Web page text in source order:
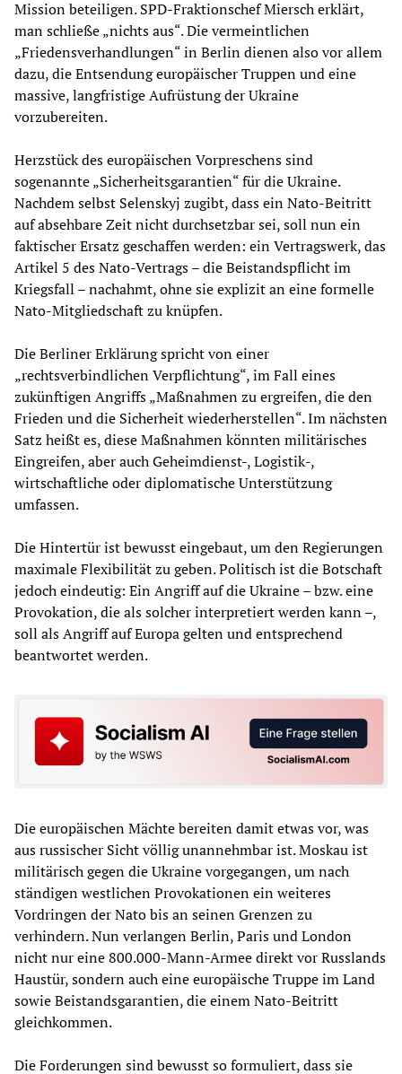
Mission beteiligen. SPD-Fraktionschef Miersch erklärt,
man schließe „nichts aus“. Die vermeintlichen
„Friedensverhandlungen“ in Berlin dienen also vor allem
dazu, die Entsendung europäischer Truppen und eine
massive, langfristige Aufrüstung der Ukraine
vorzubereiten.
Herzstück des europäischen Vorpreschens sind
sogenannte „Sicherheitsgarantien“ für die Ukraine.
Nachdem selbst Selenskyj zugibt, dass ein Nato-Beitritt
auf absehbare Zeit nicht durchsetzbar sei, soll nun ein
faktischer Ersatz geschaffen werden: ein Vertragswerk, das
Artikel 5 des Nato-Vertrags – die Beistandspflicht im
Kriegsfall – nachahmt, ohne sie explizit an eine formelle
Nato-Mitgliedschaft zu knüpfen.
Die Berliner Erklärung spricht von einer
„rechtsverbindlichen Verpflichtung“, im Fall eines
zukünftigen Angriffs „Maßnahmen zu ergreifen, die den
Frieden und die Sicherheit wiederherstellen“. Im nächsten
Satz heißt es, diese Maßnahmen könnten militärisches
Eingreifen, aber auch Geheimdienst-, Logistik-,
wirtschaftliche oder diplomatische Unterstützung
umfassen.
Die Hintertür ist bewusst eingebaut, um den Regierungen
maximale Flexibilität zu geben. Politisch ist die Botschaft
jedoch eindeutig: Ein Angriff auf die Ukraine – bzw. eine
Provokation, die als solcher interpretiert werden kann –,
soll als Angriff auf Europa gelten und entsprechend
beantwortet werden.
Die europäischen Mächte bereiten damit etwas vor, was
aus russischer Sicht völlig unannehmbar ist. Moskau ist
militärisch gegen die Ukraine vorgegangen, um nach
ständigen westlichen Provokationen ein weiteres
Vordringen der Nato bis an seinen Grenzen zu
verhindern. Nun verlangen Berlin, Paris und London
nicht nur eine 800.000-Mann-Armee direkt vor Russlands
Haustür, sondern auch eine europäische Truppe im Land
sowie Beistandsgarantien, die einem Nato-Beitritt
gleichkommen.
Die Forderungen sind bewusst so formuliert, dass sie